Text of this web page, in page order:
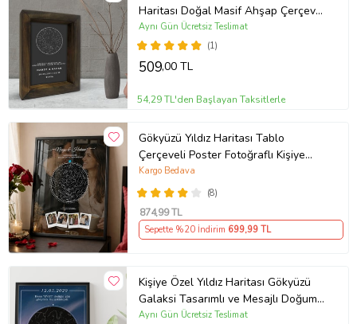
Haritası Doğal Masif Ahşap Çerçeve
15x20cm
(1)
Aynı Gün Ücretsiz Teslimat
509,00 TL
54,29 TL'den Başlayan Taksitlerle
Gökyüzü Yıldız Haritası Tablo
Çerçeveli Poster Fotoğraflı Kişiye
Özel
(8)
Kargo Bedava
874,99 TL
Sepette %20 İndirim 699,99 TL
Kişiye Özel Yıldız Haritası Gökyüzü
Galaksi Tasarımlı ve Mesajlı Doğum
Haritası Siyah 21x30 Çerçeve oh943
Aynı Gün Ücretsiz Teslimat